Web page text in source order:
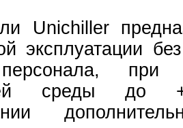
Unichiller
эксплуатации
при
среды до